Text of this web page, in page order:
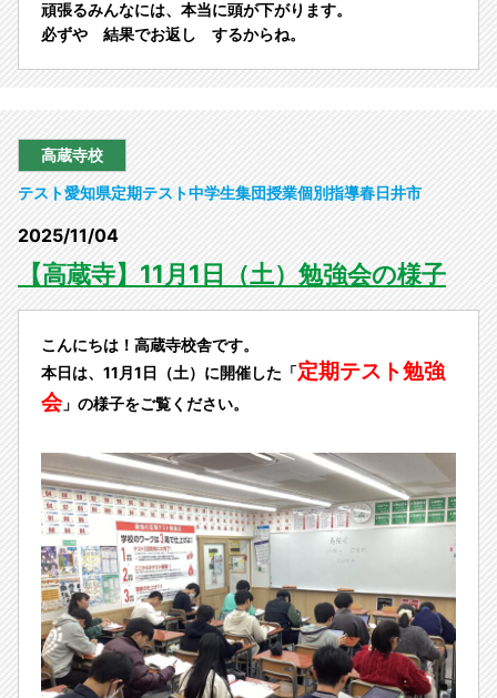
頑張るみんなには、本当に頭が下がります。
必ずや 結果でお返し するからね。
高蔵寺校
テスト愛知県定期テスト中学生集団授業個別指導春日井市
2025/11/04
【高蔵寺】11月1日（土）勉強会の様子
こんにちは！高蔵寺校舎です。
本日は、11月1日（土）に開催した「定期テスト勉強
会」の様子をご覧ください。